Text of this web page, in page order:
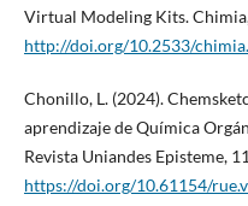
Virtual Modeling Kits.
http://doi.org/10.2533/
Chonillo, L. (2024).
aprendizaje de Química
Revista Uniandes Episteme,
https://doi.org/10.61154/